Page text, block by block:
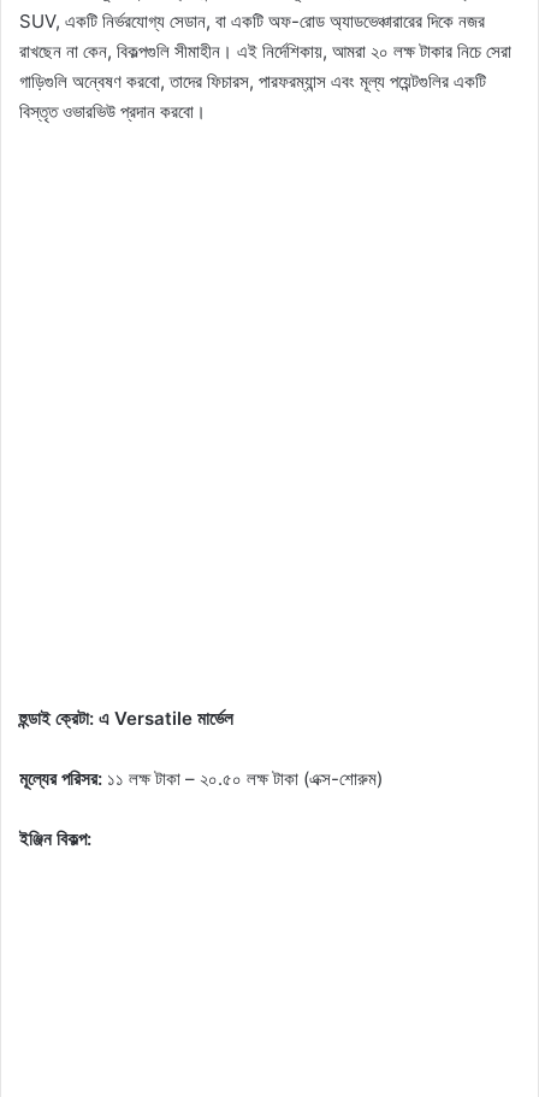
SUV, একটি নির্ভরযোগ্য সেডান, বা একটি অফ-রোড অ্যাডভেঞ্চারারের দিকে নজর
রাখছেন না কেন, বিকল্পগুলি সীমাহীন। এই নির্দেশিকায়, আমরা ২০ লক্ষ টাকার নিচে সেরা
গাড়িগুলি অন্বেষণ করবো, তাদের ফিচারস, পারফরম্যান্স এবং মূল্য পয়েন্টগুলির একটি
বিস্তৃত ওভারভিউ প্রদান করবো।
হুন্ডাই ক্রেটা: এ Versatile মার্ভেল
মূল্যের পরিসর: ১১ লক্ষ টাকা – ২০.৫০ লক্ষ টাকা (এক্স-শোরুম)
ইঞ্জিন বিকল্প: